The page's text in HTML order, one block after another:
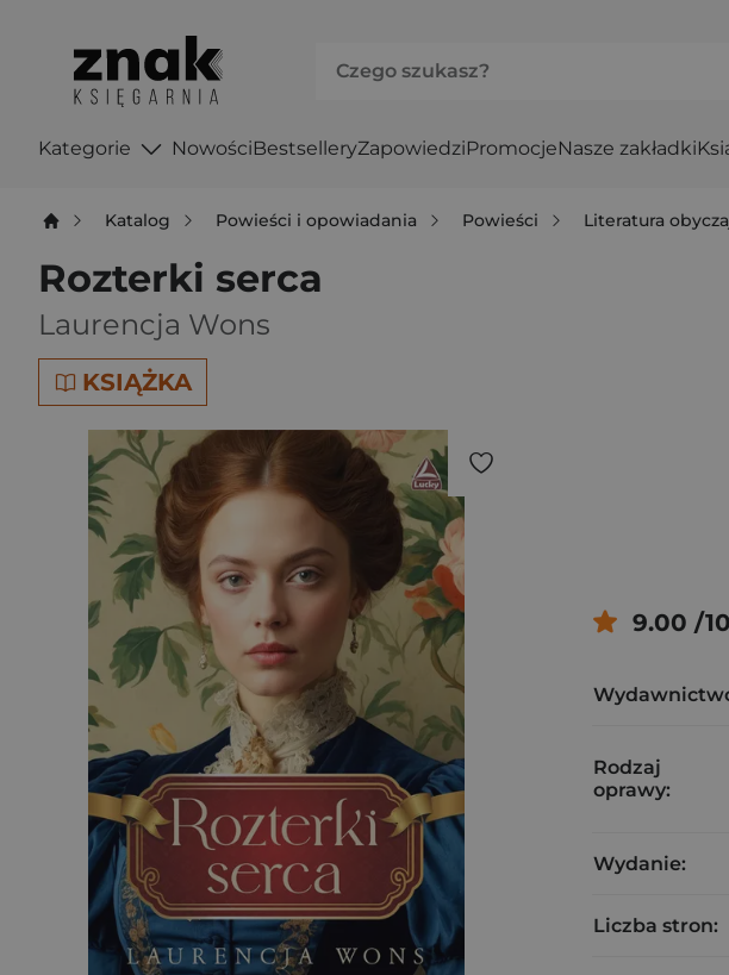
Kategorie NowościBestselleryZapowiedziPromocjeNasze zakładki
Katalog Powieści i opowiadania Powieści Literatura
Rozterki serca
Laurencja Wons
KSIĄŻKA
9.00 /
Rodzaj
oprawy:
Wydanie:
Liczba stron: